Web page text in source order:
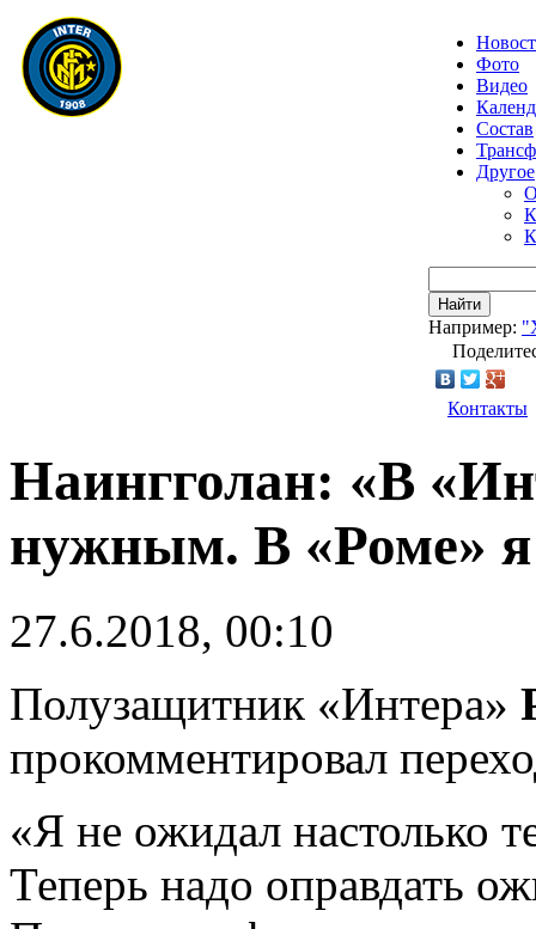
Фото
Видео
Состав
Другое
Найти
Например:
Контакты
Наингголан: «В
нужным. В «Роме» я
27.6.2018, 00:10
Полузащитник «Интера»
прокомментировал
«Я не ожидал настолько
Теперь надо оправдать